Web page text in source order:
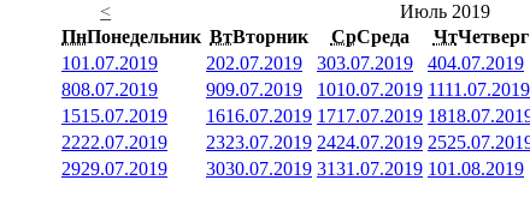
<
Июль 2019
ПнПонедельник ВтВторник СрСреда ЧтЧетверг
101.07.2019 202.07.2019 303.07.2019 404.07.2019
808.07.2019 909.07.2019 1010.07.2019 1111.07.2019
1515.07.2019 1616.07.2019 1717.07.2019 18
2222.07.2019 2323.07.2019 2424.07.2019 25
2929.07.2019 3030.07.2019 3131.07.2019 101.08.2019